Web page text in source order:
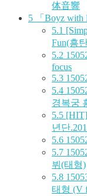
体音響
5 「Boyz
5.1
Fun(흥
5.2
focus
5.3
5.4
경복궁
5.5
년단
5.6
5.7
뷔(태형)
5.8
태형 (V